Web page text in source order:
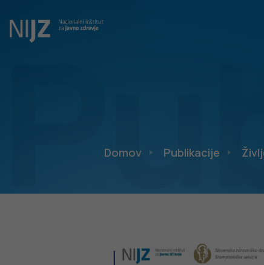
Domov Publikacije